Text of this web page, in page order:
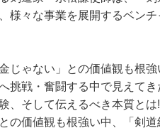
様々な事業を展開するベン
金じゃない」との価値観も根
挑戦・奮闘する中で見えて
、そして伝えるべき本質と
の価値観も根強い中、「剣